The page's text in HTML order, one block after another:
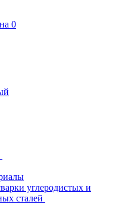
0
углеродистых и
сталей